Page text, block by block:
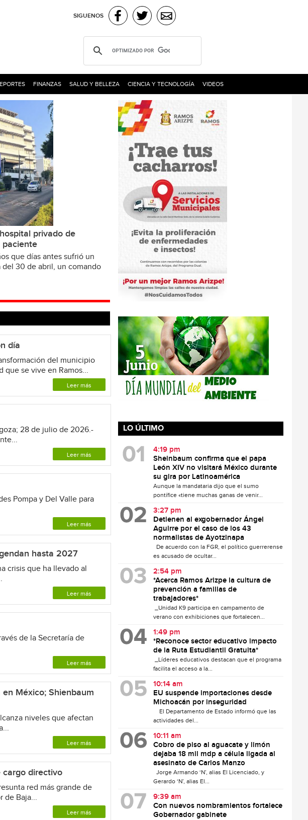
SIGUENOS
FINANZAS SALUD Y BELLEZA CIENCIA Y TECNOLOGÍA VIDEOS
privado de
paciente
que días antes sufrió un
del 30 de abril, un comando
día
del municipio
que se vive en Ramos...
Leer más
28 de julio de 2026.-
Leer más
Pompa y Del Valle para
Leer más
hasta 2027
crisis que ha llevado al
Leer más
de la Secretaría de
Leer más
México; Shienbaum
niveles que afectan
Leer más
cargo directivo
red más grande de
de Baja...
Leer más
LO ÚLTIMO
4:19 pm
Sheinbaum confirma que el papa
León XIV no visitará México durante
su gira por Latinoamérica
Aunque la mandataria dijo que el sumo
pontífice «tiene muchas ganas de venir...
3:27 pm
Detienen al exgobernador Ángel
Aguirre por el caso de los 43
normalistas de Ayotzinapa
De acuerdo con la FGR, el político guerrerense
es acusado de ocultar...
2:54 pm
*Acerca Ramos Arizpe la cultura de
prevención a familias de
trabajadores*
_Unidad K9 participa en campamento de
verano con exhibiciones que fortalecen...
1:49 pm
*Reconoce sector educativo impacto
de la Ruta Estudiantil Gratuita*
_Líderes educativos destacan que el programa
facilita el acceso a la...
10:14 am
EU suspende importaciones desde
Michoacán por inseguridad
El Departamento de Estado informó que las
actividades del...
10:11 am
Cobro de piso al aguacate y limón
dejaba 18 mil mdp a célula ligada al
asesinato de Carlos Manzo
Jorge Armando ‘N’, alias El Licenciado, y
Gerardo ‘N’, alias El...
9:39 am
Con nuevos nombramientos fortalece
Gobernador gabinete